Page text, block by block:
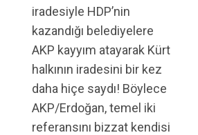
iradesiyle HDP’nin
kazandığı belediyelere
AKP kayyım atayarak Kürt
halkının iradesini bir kez
daha hiçe saydı! Böylece
AKP/Erdoğan, temel iki
referansını bizzat kendisi